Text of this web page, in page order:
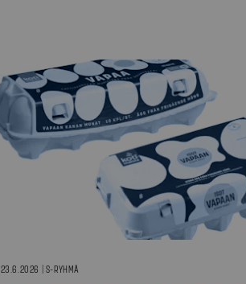
23.6.2026 | S-RYHMÄ